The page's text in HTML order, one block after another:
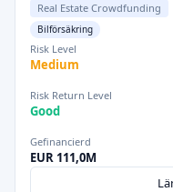
Real Estate Crowdfunding
Bilförsäkring
Risk Level
Medium
Risk Return Level
Good
Gefinancierd
EUR 111,0M